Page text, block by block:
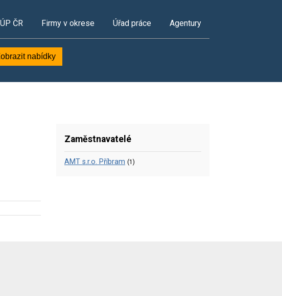
ČR Firmy v okrese Úřad práce Agentury
nabídky
Zaměstnavatelé
AMT s.r.o. Příbram (1)